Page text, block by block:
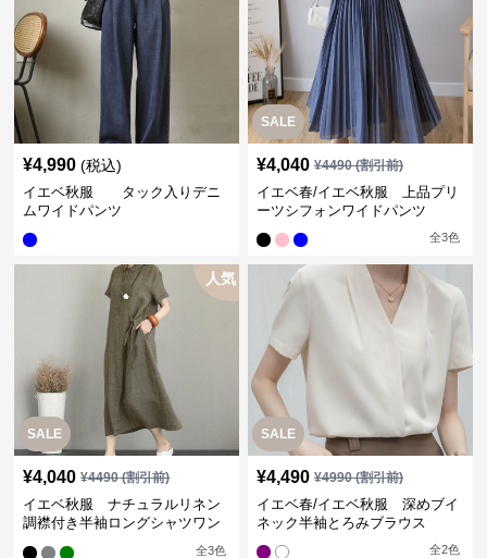
¥4,990 (税込)
イエベ秋服 タック入りデニ
ムワイドパンツ
SALE
¥4,040 ¥4490(割引前)
イエベ春/イエベ秋服 上品プリ
ーツシフォンワイドパンツ
全3色
SALE
人気
¥4,040 ¥4490(割引前)
イエベ秋服 ナチュラルリネン
調襟付き半袖ロングシャツワン
全3色
SALE
¥4,490 ¥4990(割引前)
イエベ春/イエベ秋服 深めブイ
ネック半袖とろみブラウス
全2色